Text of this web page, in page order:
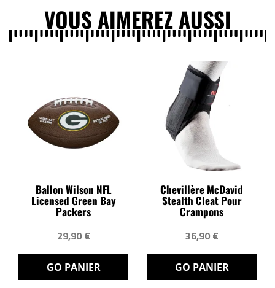
VOUS AIMEREZ AUSSI
Ballon Wilson NFL
Licensed Green Bay
Packers
29,90 €
GO PANIER
Chevillère McDavid
Stealth Cleat Pour
Crampons
36,90 €
GO PANIER